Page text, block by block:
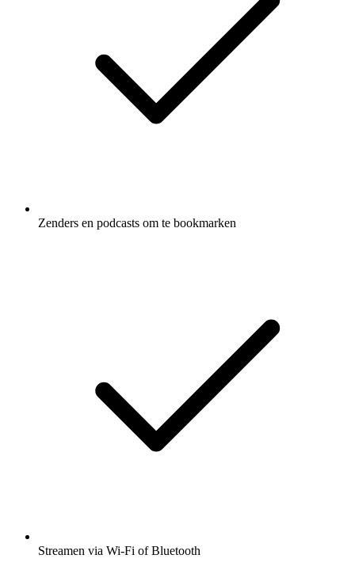
Zenders en podcasts om te bookmarken
Streamen via Wi-Fi of Bluetooth